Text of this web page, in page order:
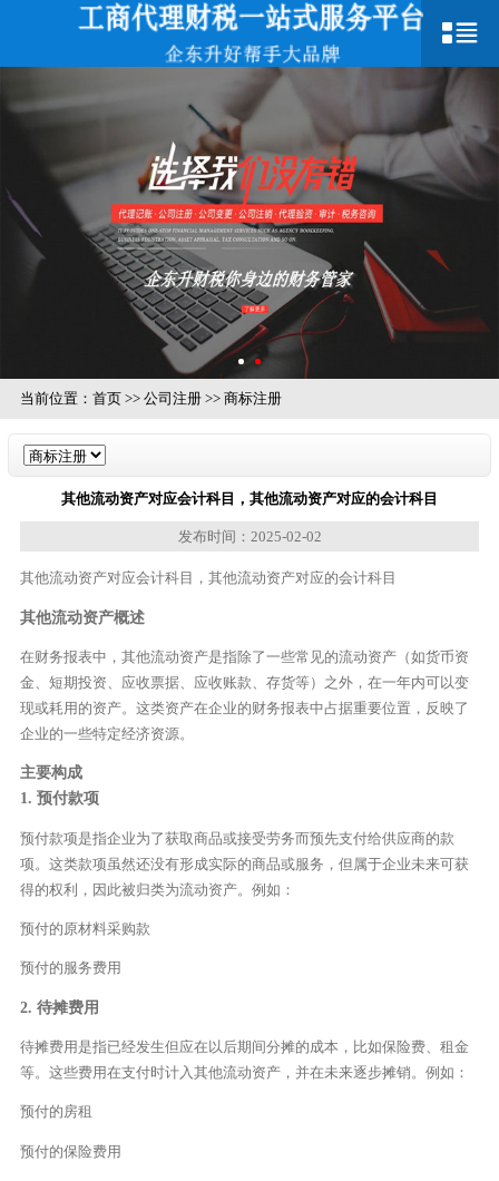
当前位置： 首页>> 公司注册>> 商标注册
其他流动资产对应会计科目，其他流动资产对应的会计科目
发布时间：2025-02-02
其他流动资产对应会计科目，其他流动资产对应的会计科目
其他流动资产概述
在财务报表中，其他流动资产是指除了一些常见的流动资产（如货币资
金、短期投资、应收票据、应收账款、存货等）之外，在一年内可以变
现或耗用的资产。这类资产在企业的财务报表中占据重要位置，反映了
企业的一些特定经济资源。
主要构成
1. 预付款项
预付款项是指企业为了获取商品或接受劳务而预先支付给供应商的款
项。这类款项虽然还没有形成实际的商品或服务，但属于企业未来可获
得的权利，因此被归类为流动资产。例如：
预付的原材料采购款
预付的服务费用
2. 待摊费用
待摊费用是指已经发生但应在以后期间分摊的成本，比如保险费、租金
等。这些费用在支付时计入其他流动资产，并在未来逐步摊销。例如：
预付的房租
预付的保险费用